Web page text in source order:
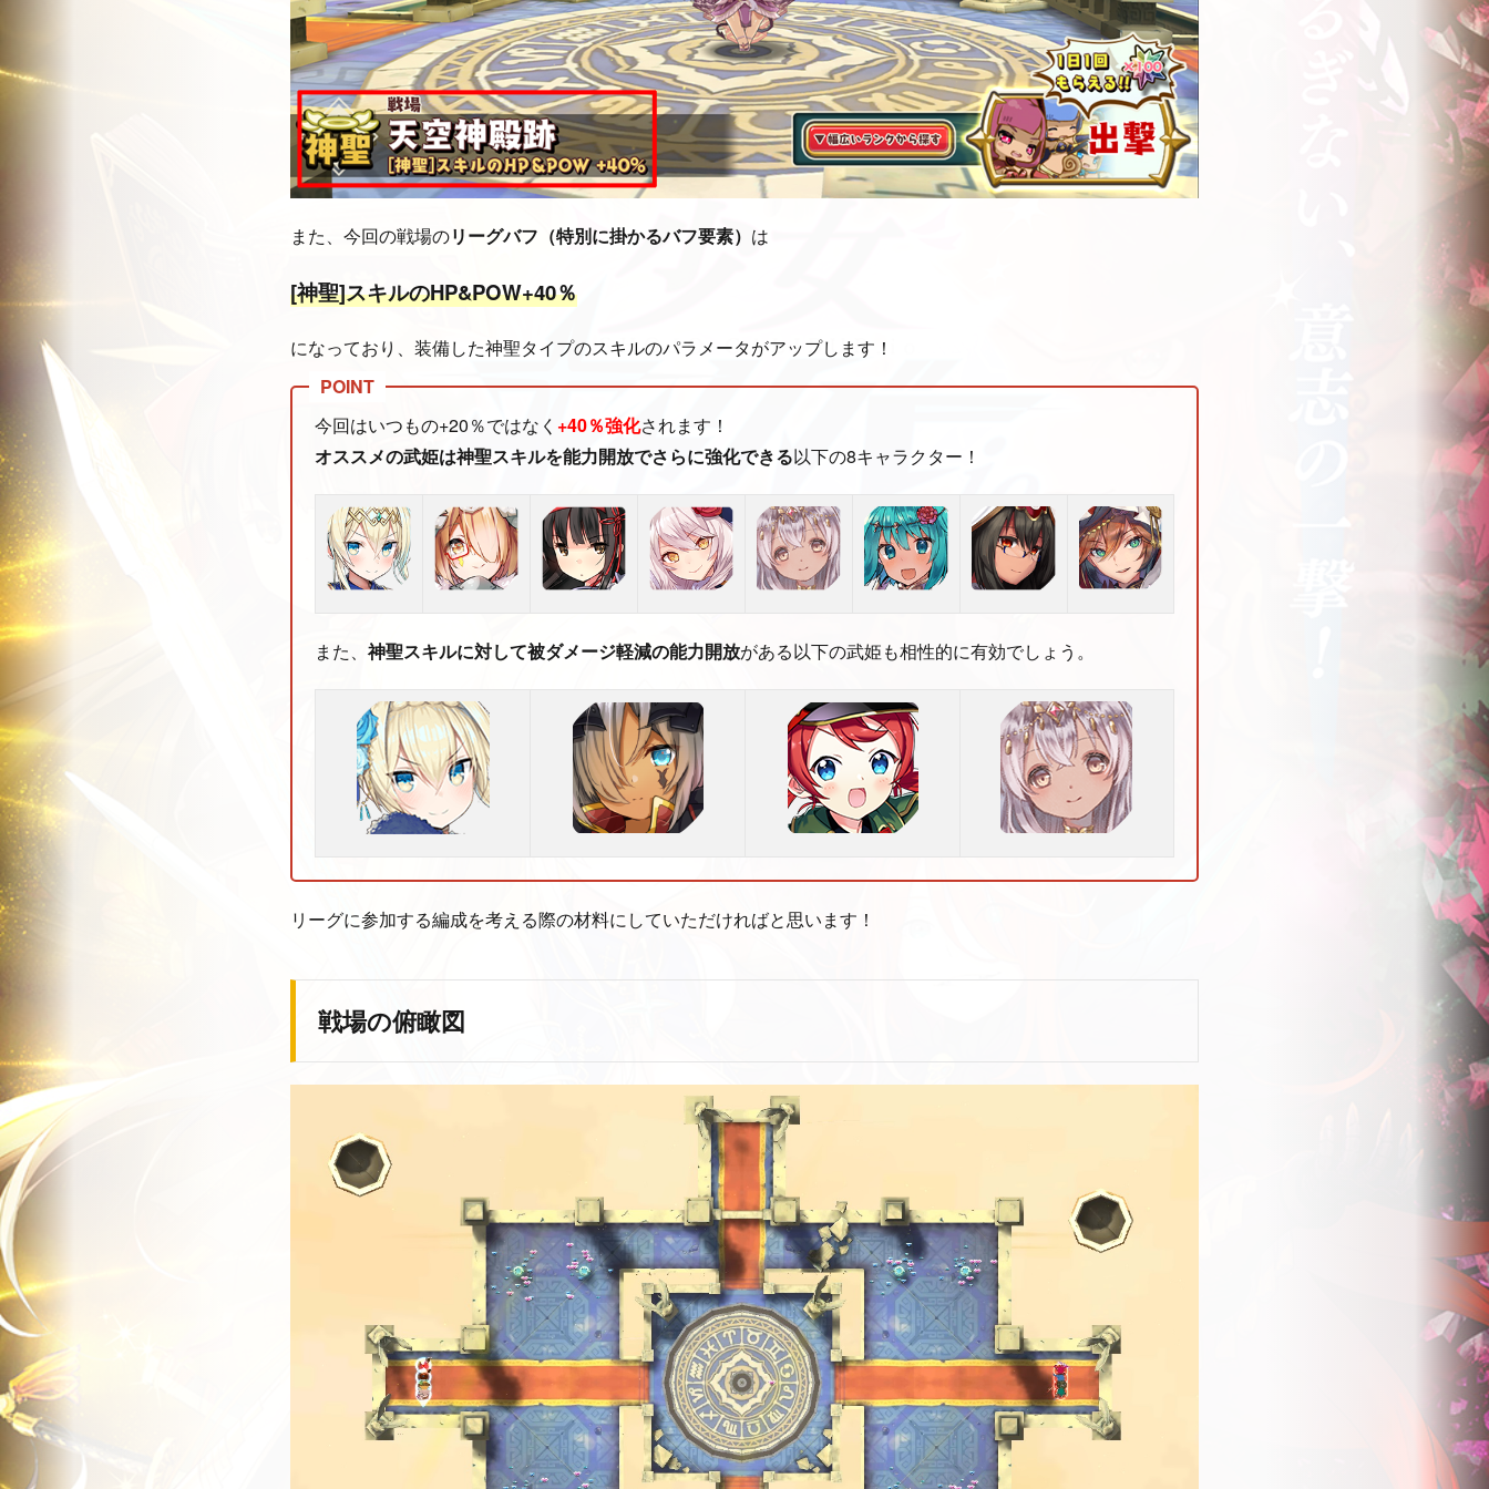
また、今回の戦場のリーグバフ（特別に掛かるバフ要素） は
[神聖]スキルのHP&POW+40％
になっており、装備した神聖タイプのスキルのパラメータがアップします！
今回はいつもの+20％ではなく +40％強化されます！
オススメの武姫は神聖スキルを能力開放でさらに強化できる以下の8キャラクター！
また、 神聖スキルに対して被ダメージ軽減の能力開放がある以下の武姫も相性的に有効でしょう。
リーグに参加する編成を考える際の材料にしていただければと思います！
戦場の俯瞰図